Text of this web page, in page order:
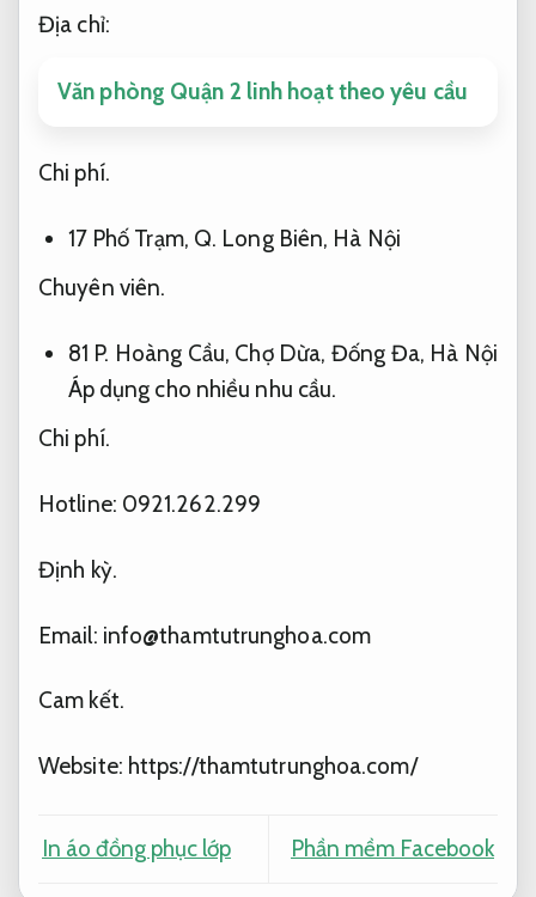
Địa chỉ:
Văn phòng Quận 2 linh hoạt theo yêu cầu
Chi phí.
17 Phố Trạm, Q. Long Biên, Hà Nội
Chuyên viên.
81 P. Hoàng Cầu, Chợ Dừa, Đống Đa, Hà Nội
Áp dụng cho nhiều nhu cầu.
Chi phí.
Hotline: 0921.262.299
Định kỳ.
Email: info@thamtutrunghoa.com
Cam kết.
Website: https://thamtutrunghoa.com/
In áo đồng phục lớp Phần mềm Facebook